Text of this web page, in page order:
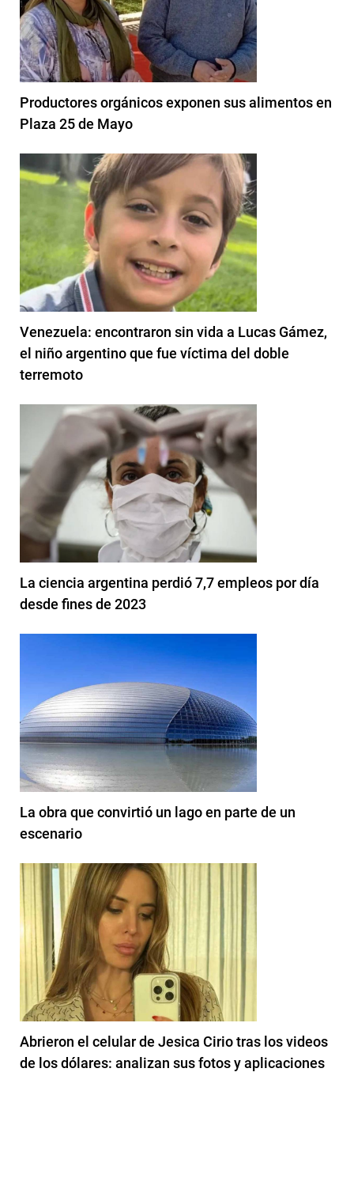
Productores orgánicos exponen sus alimentos en
Plaza 25 de Mayo
Venezuela: encontraron sin vida a Lucas Gámez,
el niño argentino que fue víctima del doble
terremoto
La ciencia argentina perdió 7,7 empleos por día
desde fines de 2023
La obra que convirtió un lago en parte de un
escenario
Abrieron el celular de Jesica Cirio tras los videos
de los dólares: analizan sus fotos y aplicaciones